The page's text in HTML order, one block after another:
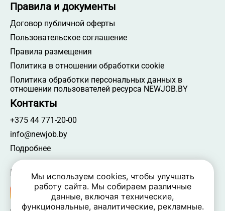
Правила и документы
Договор публичной оферты
Пользовательское соглашение
Правила размещения
Политика в отношении обработки cookie
Политика обработки персональных данных в
отношении пользователей ресурса NEWJOB.BY
Контакты
+375 44 771-20-00
info@newjob.by
Подробнее
Мы в соцсетях
Мы используем cookies, чтобы улучшать
работу сайта. Мы собираем различные
данные, включая технические,
функциональные, аналитические, рекламные.